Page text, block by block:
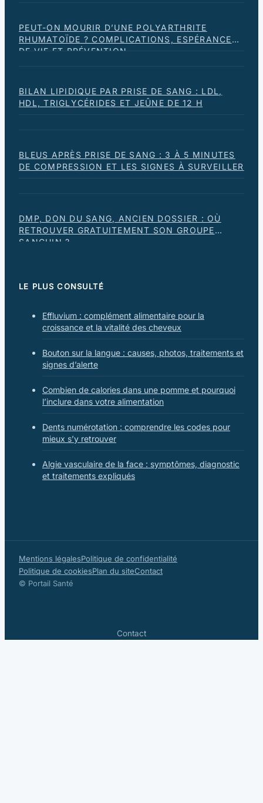
PEUT-ON MOURIR D’UNE POLYARTHRITE
RHUMATOÏDE ? COMPLICATIONS, ESPÉRANCE
DE VIE ET PRÉVENTION
BILAN LIPIDIQUE PAR PRISE DE SANG : LDL,
HDL, TRIGLYCÉRIDES ET JEÛNE DE 12 H
BLEUS APRÈS PRISE DE SANG : 3 À 5 MINUTES
DE COMPRESSION ET LES SIGNES À SURVEILLER
DMP, DON DU SANG, ANCIEN DOSSIER : OÙ
RETROUVER GRATUITEMENT SON GROUPE
SANGUIN ?
LE PLUS CONSULTÉ
Effluvium : complément alimentaire pour la
croissance et la vitalité des cheveux
Bouton sur la langue : causes, photos, traitements et
signes d’alerte
Combien de calories dans une pomme et pourquoi
l’inclure dans votre alimentation
Dents numérotation : comprendre les codes pour
mieux s’y retrouver
Algie vasculaire de la face : symptômes, diagnostic
et traitements expliqués
Mentions légalesPolitique de confidentialité
Politique de cookiesPlan du siteContact
© Portail Santé
Contact